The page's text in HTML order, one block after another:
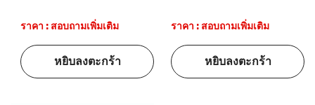
ราคา : สอบถามเพิ่มเติม
หยิบลงตะกร้า
ราคา : สอบถามเพิ่มเติม
หยิบลงตะกร้า